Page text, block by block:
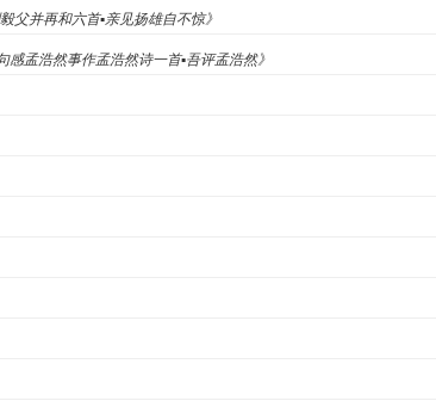
父并再和六首▪亲见扬雄自不惊》
孟浩然事作孟浩然诗一首▪吾评孟浩然》